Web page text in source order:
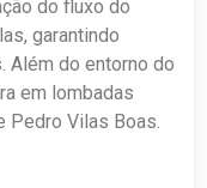
do fluxo do
garantindo
Além do entorno do
em lombadas
Pedro Vilas Boas.